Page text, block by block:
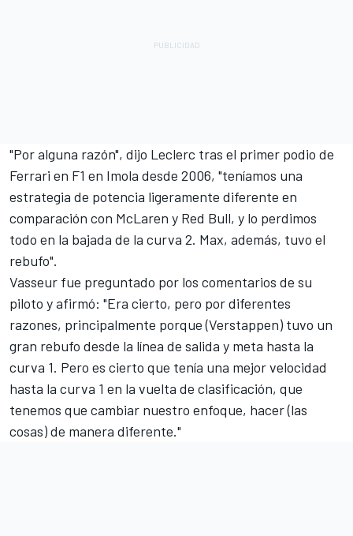
"Por alguna razón", dijo Leclerc tras el primer podio de
Ferrari en F1 en Imola desde 2006, "teníamos una
estrategia de potencia ligeramente diferente en
comparación con McLaren y Red Bull, y lo perdimos
todo en la bajada de la curva 2. Max, además, tuvo el
rebufo".
Vasseur fue preguntado por los comentarios de su
piloto y afirmó: "Era cierto, pero por diferentes
razones, principalmente porque (Verstappen) tuvo un
gran rebufo desde la línea de salida y meta hasta la
curva 1. Pero es cierto que tenía una mejor velocidad
hasta la curva 1 en la vuelta de clasificación, que
tenemos que cambiar nuestro enfoque, hacer (las
cosas) de manera diferente."